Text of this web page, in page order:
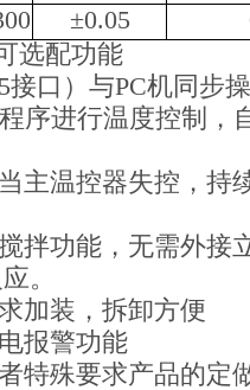
±0.05
选配功能
接口）与PC机同步
序进行温度控制
主温控器失控，持
拌功能，无需外接
。
加装，拆卸方便
报警功能
特殊要求产品的定